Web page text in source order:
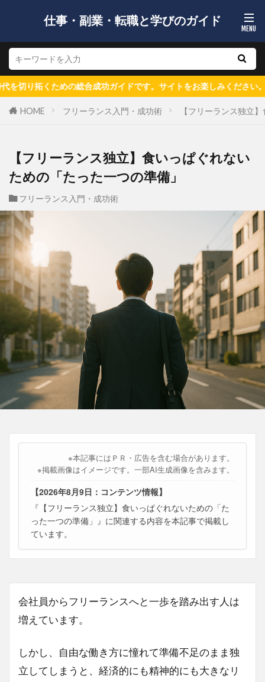
仕事・副業・転職と学びのガイド
功ガイドです。サイトをお楽しみください。
HOME フリーランス入門・成功術 【フリーランス独立
【フリーランス独立】食いっぱぐれない
ための「たった一つの準備」
フリーランス入門・成功術
※本記事にはＰＲ・広告を含む場合があります。
※掲載画像はイメージです。一部AI生成画像を含みます。
【2026年8月9日：コンテンツ情報】
『【フリーランス独立】食いっぱぐれないための「た
った一つの準備」』に関連する内容を本記事で掲載し
ています。
会社員からフリーランスへと一歩を踏み出す人は
増えています。
しかし、自由な働き方に憧れて準備不足のまま独
立してしまうと、経済的にも精神的にも大きなリ